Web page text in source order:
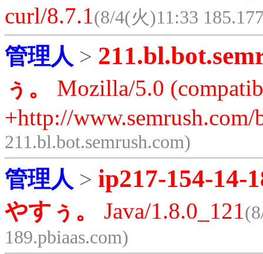
curl/8.7.1(8/4(火)11:33
管理人 >
ぅ。
Mozilla/5.0
+http://
211.bl.bot.semrush.com)
管理人 > ip217-154-14-
やすぅ。 Java/1.8.0_121
189.pbiaas.com)